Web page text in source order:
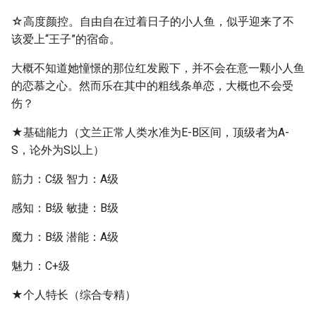
☆高度颜控。自由自在过着日子的小人鱼，似乎迎来了不
该爱上“王子”的宿命。
大概不知道她憧憬的那位红发殿下，并不会在意一颗小人鱼
的恋慕之心。然而乐在其中的粗线条单恋，大概也不会受
伤？
★基础能力（文兰正常人类水准为E-B区间，顶级者为A-
S，论外为S以上）
筋力：C级 智力：A级
感知：B级 敏捷：B级
魔力：B级 潜能：A级
魅力：C+级
★个人特长（综合专精）